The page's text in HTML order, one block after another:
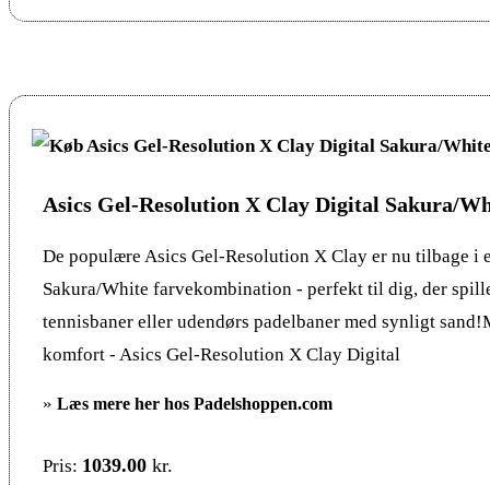
Asics Gel-Resolution X Clay Digital Sakura/
De populære Asics Gel-Resolution X Clay er nu tilbage i
Sakura/White farvekombination - perfekt til dig, der
tennisbaner eller udendørs padelbaner med synligt
komfort - Asics Gel-Resolution X Clay Digital
» Læs mere her hos Padelshoppen.com
Pris: 1039.00 kr.